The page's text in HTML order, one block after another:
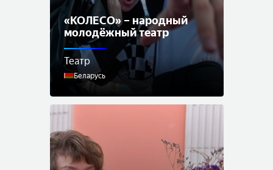
«КОЛЕСО» – народный
молодёжный театр
Театр
Беларусь